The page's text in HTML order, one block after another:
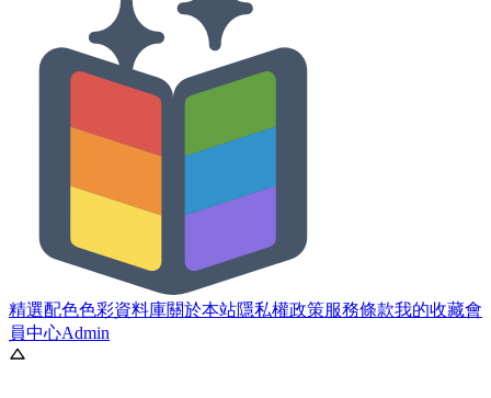
精選配色色彩資料庫關於本站隱私權政策服務條款我的收藏會
員中心Admin